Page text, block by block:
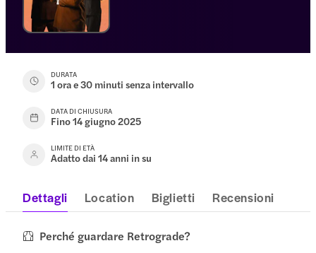
DURATA
1 ora e 30 minuti senza intervallo
DATA DI CHIUSURA
Fino 14 giugno 2025
LIMITE DI ETÀ
Adatto dai 14 anni in su
Dettagli Location Biglietti Recensioni
Perché guardare Retrograde?